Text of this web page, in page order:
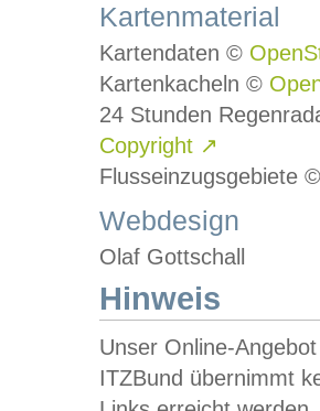
Kartenmaterial
Kartendaten ©
Kartenkacheln ©
24 Stunden
Copyright ↗
Flusseinzugsgebiete
Webdesign
Olaf Gottschall
Hinweis
Unser Online-
ITZBund übernimmt